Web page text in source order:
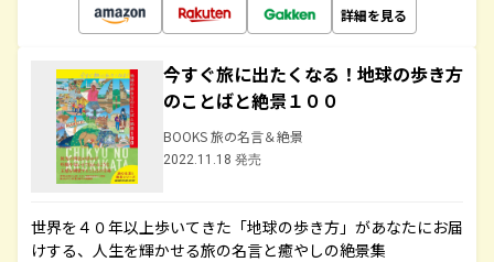
詳細を見る
今すぐ旅に出たくなる！地球の歩き方
のことばと絶景１００
BOOKS 旅の名言＆絶景
2022.11.18 発売
世界を４０年以上歩いてきた「地球の歩き方」があなたにお届
けする、人生を輝かせる旅の名言と癒やしの絶景集